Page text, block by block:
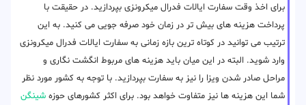
برای اخذ وقت سفارت ایالات فدرال میکرونزی بپردازید. در حقیقت با
پرداخت هزینه های بیش تر در زمان خود صرفه جویی می کنید. به این
ترتیب می توانید در کوتاه ترین بازه زمانی به سفارت ایالات فدرال میکرونزی
وارد شوید. البته در این میان باید هزینه های مربوط انگشت نگاری و
مراحل صادر شدن ویزا را نیز به سفارت بپردازید. با توجه به کشور مورد نظر
شما این هزینه ها نیز متفاوت خواهد بود. برای اکثر کشورهای حوزه شینگن